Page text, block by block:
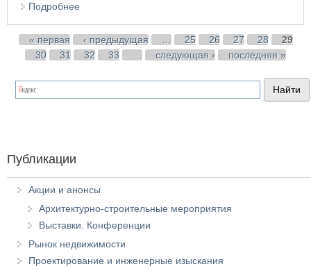
Подробнее
Страницы
« первая ‹ предыдущая 25 26 27 28
29
30
31 32 33 следующая › последняя »
Публикации
Акции и анонсы
Архитектурно-строительные мероприятия
Выставки. Конференции
Рынок недвижимости
Проектирование и инженерные изыскания